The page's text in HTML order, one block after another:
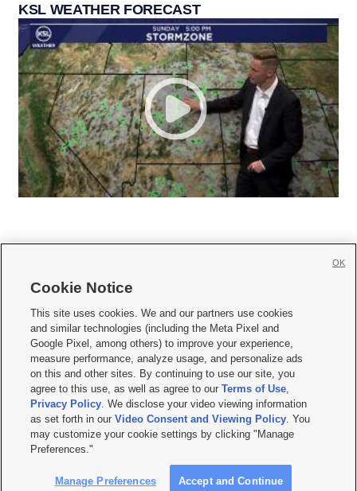
KSL WEATHER FORECAST
     
Mobile Apps| Newsletter|Advertise|Contact Us|Careers with KSL.com
Terms of use Privacy Statement| Video Consent Viewing Policy
Do Not Sell or Share My Data|EEO Public File Report| KSL-TV FCC Public File
KSL FM Radio FCC Public File|KSL AM Radio FCC Public File |FCC Applications
Closed Captioning Assistance
© 2026KSL Media| KSL Broadcasting Salt Lake City UT | Site hosted & managed
by KSL Media - a Deseret Media Company
Cookie Notice
This site uses cookies. We and our partners use cookies
and similar technologies (including the Meta Pixel and
Google Pixel, among others) to improve your experience,
measure performance, analyze usage, and personalize ads
on this and other sites. By continuing to use our site, you
agree to this use, as well as agree to ourTerms of Use,
Privacy Policy. We disclose your video viewing information
as set forth in ourVideo Consent and Viewing Policy. You
may customize your cookie settings by clicking "Manage
Preferences."
Manage Preferences Accept and Continue
OK